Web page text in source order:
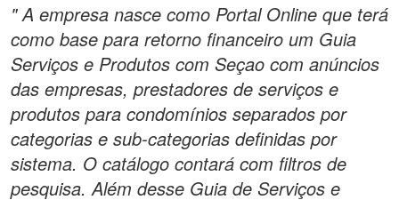
" A empresa nasce como Portal Online que terá
como base para retorno financeiro um Guia
Serviços e Produtos com Seçao com anúncios
das empresas, prestadores de serviços e
produtos para condomínios separados por
categorias e sub-categorias definidas por
sistema. O catálogo contará com filtros de
pesquisa. Além desse Guia de Serviços e